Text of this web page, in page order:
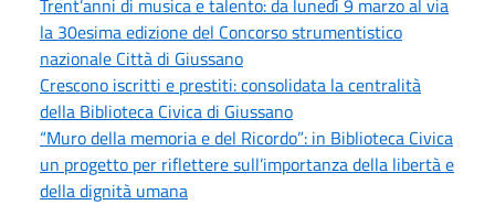
la 30esima edizione del Concorso strumentistico
nazionale Città di Giussano
Crescono iscritti e prestiti: consolidata la centralità
della Biblioteca Civica di Giussano
“Muro della memoria e del Ricordo”: in Biblioteca Civica
un progetto per riflettere sull’importanza della libertà e
della dignità umana